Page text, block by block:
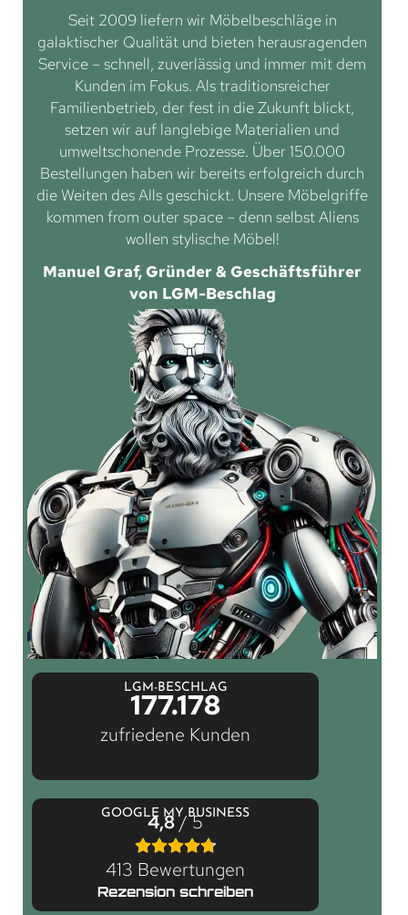
Seit 2009 liefern wir Möbelbeschläge in
galaktischer Qualität und bieten herausragenden
Service – schnell, zuverlässig und immer mit dem
Kunden im Fokus. Als traditionsreicher
Familienbetrieb, der fest in die Zukunft blickt,
setzen wir auf langlebige Materialien und
umweltschonende Prozesse. Über 150.000
Bestellungen haben wir bereits erfolgreich durch
die Weiten des Alls geschickt. Unsere Möbelgriffe
kommen from outer space – denn selbst Aliens
wollen stylische Möbel!
Manuel Graf, Gründer & Geschäftsführer
von LGM-Beschlag
LGM-BESCHLAG
177.178
zufriedene Kunden
GOOGLE MY BUSINESS
4,8/ 5
413 Bewertungen
Rezension schreiben